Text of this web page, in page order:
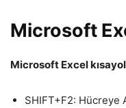
Microsoft
Microsoft Excel
SHIFT+F2: Hücreye